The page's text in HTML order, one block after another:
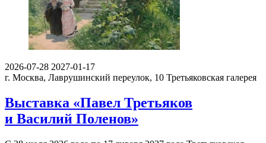
2026-07-28 2027-01-17
г. Москва, Лаврушинский переулок, 10 Третьяковская галерея
Выставка «Павел Третьяков
и Василий Поленов»